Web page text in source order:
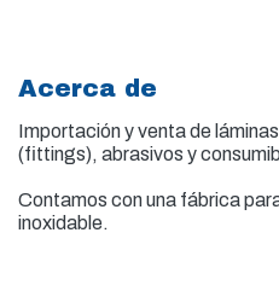
Acerca de
Importación y venta de
(fittings), abrasivos y
Contamos con una fábrica
inoxidable.